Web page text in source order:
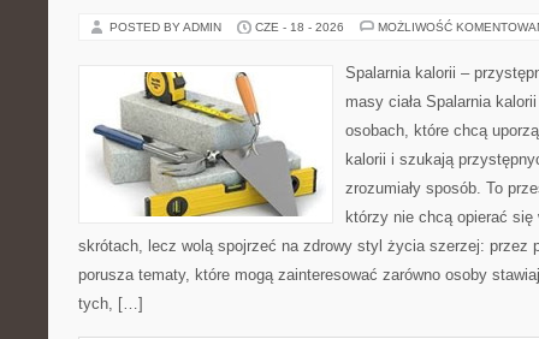
POSTED BY ADMIN CZE - 18 - 2026 MOŻLIWOŚĆ
Spalarnia kalorii –
masy ciała Spalarnia
osobach, które chcą
kalorii i szukają
zrozumiały sposób. To
którzy nie chcą opierać się
skrótach, lecz wolą spojrzeć na zdrowy styl życia szerzej: przez
porusza tematy, które mogą zainteresować zarówno osoby
tych, […]